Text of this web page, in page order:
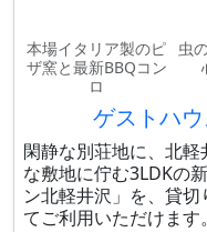
本場イタリア製のピ
ザ窯と最新BBQコン
ロ
虫
ゲストハ
閑静な別荘地に、北
な敷地に佇む3LDKの
ン北軽井沢」を、貸
てご利用いただけます。